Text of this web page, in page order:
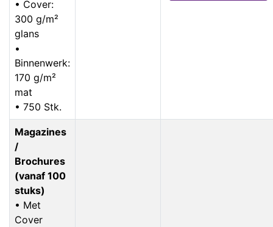
• Cover:
300 g/m²
glans
•
Binnenwerk:
170 g/m²
mat
• 750 Stk.
Magazines
/
Brochures
(vanaf 100
stuks)
• Met
Cover